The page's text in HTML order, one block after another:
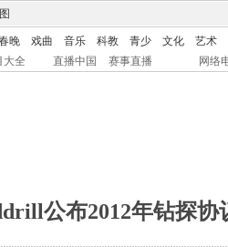
晚 戏曲 音乐 科教 青少 文化
艺术
大全 直播中国 赛事直播 网络
公布2012年钻探协